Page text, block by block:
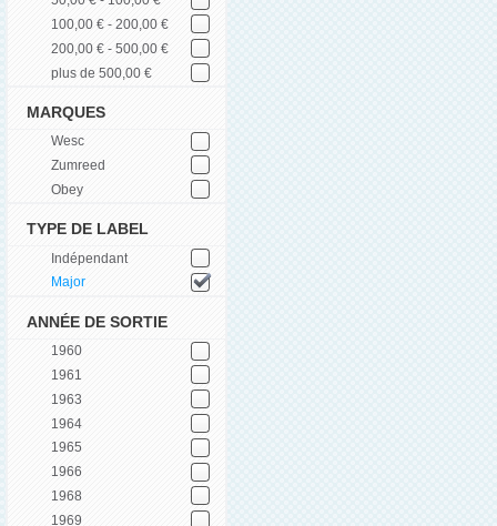
100,00 € - 200,00 €
200,00 € - 500,00 €
plus de 500,00 €
MARQUES
Wesc
Zumreed
Obey
TYPE DE LABEL
Indépendant
Major
ANNÉE DE SORTIE
1960
1961
1963
1964
1965
1966
1968
1969